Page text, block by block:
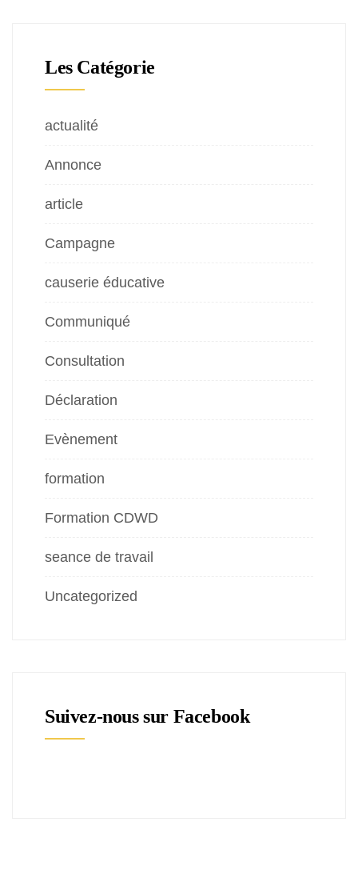
Les Catégorie
actualité
Annonce
article
Campagne
causerie éducative
Communiqué
Consultation
Déclaration
Evènement
formation
Formation CDWD
seance de travail
Uncategorized
Suivez-nous sur Facebook